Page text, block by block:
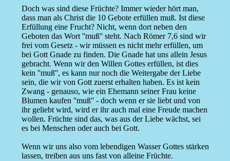
Doch was sind diese Früchte? Immer wieder hört man,
dass man als Christ die 10 Gebote erfüllen muß. Ist diese
Erfüllung eine Frucht? Nicht, wenn dort neben den
Geboten das Wort ''muß'' steht. Nach Römer 7,6 sind wir
frei vom Gesetz - wir müssen es nicht mehr erfüllen, um
bei Gott Gnade zu finden. Die Gnade hat uns allein Jesus
gebracht. Wenn wir den Willen Gottes erfüllen, ist dies
kein ''muß'', es kann nur noch die Weitergabe der Liebe
sein, die wir von Gott zuerst erhalten haben. Es ist kein
Zwang - genauso, wie ein Ehemann seiner Frau keine
Blumen kaufen ''muß'' - doch wenn er sie liebt und von
ihr geliebt wird, wird er ihr auch mal eine Freude machen
wollen. Früchte sind das, was aus der Liebe wächst, sei
es bei Menschen oder auch bei Gott.
Wenn wir uns also vom lebendigen Wasser Gottes stärken
lassen, treiben aus uns fast von alleine Früchte.